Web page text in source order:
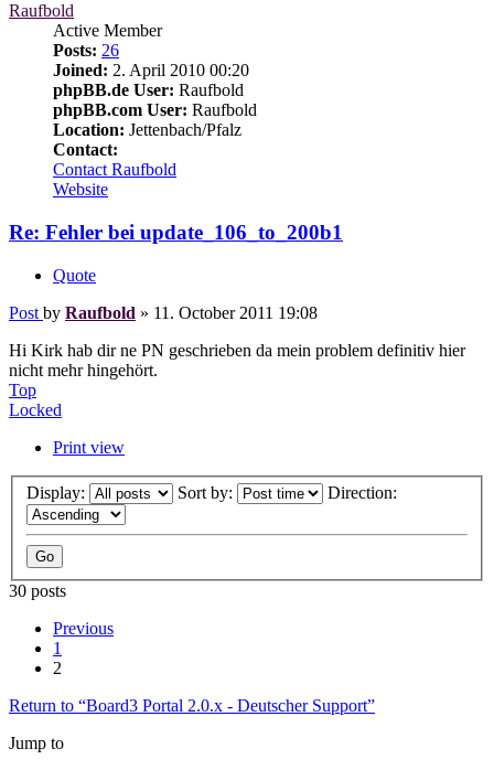
Raufbold
Active Member
Posts: 26
Joined: 2. April 2010 00:20
phpBB.de User: Raufbold
phpBB.com User: Raufbold
Location: Jettenbach/Pfalz
Contact:
Contact Raufbold
Website
Re: Fehler bei update_106_to_200b1
Quote
Post by Raufbold » 11. October 2011 19:08
Hi Kirk hab dir ne PN geschrieben da mein problem definitiv hier
nicht mehr hingehört.
Top
Locked
Print view
Display: Sort by: Direction:
30 posts
Previous
1
2
Return to “Board3 Portal 2.0.x - Deutscher Support”
Jump to